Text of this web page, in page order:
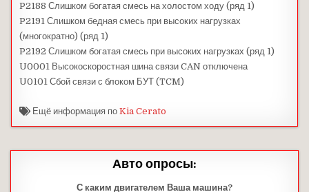
P2188 Слишком богатая смесь на холостом ходу (ряд 1)
P2191 Слишком бедная смесь при высоких нагрузках
(многократно) (ряд 1)
P2192 Слишком богатая смесь при высоких нагрузках (ряд 1)
U0001 Высокоскоростная шина связи CAN отключена
U0101 Сбой связи с блоком БУТ (TCM)
Ещё информация поKia Cerato
Авто опросы:
С каким двигателем Ваша машина?